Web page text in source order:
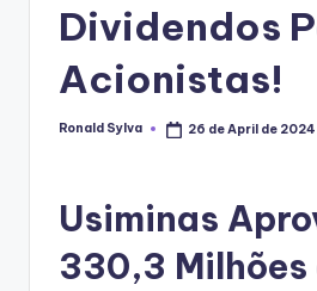
Dividendos
Acionistas!
Posted
Ronald Sylva 26 de April de 2024
Usiminas
330,3 Milhões